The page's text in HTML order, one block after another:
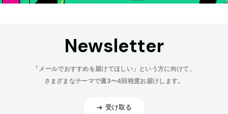
Newsletter
「メールでおすすめを届けてほしい」という方に向けて、
さまざまなテーマで週3〜4回程度お届けします。
受け取る